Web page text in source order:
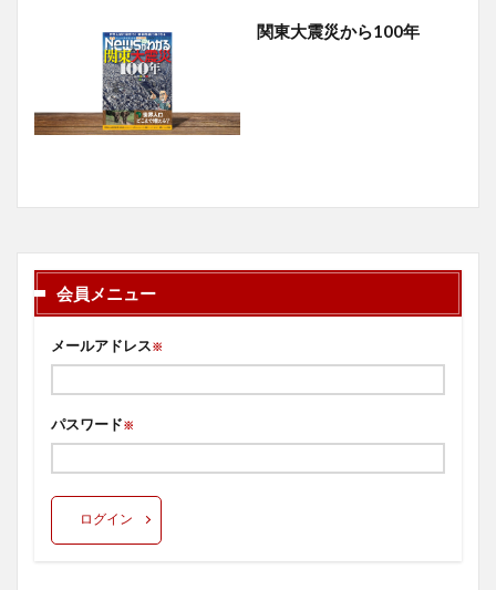
関東大震災から100年
会員メニュー
メールアドレス※
パスワード※
ログイン